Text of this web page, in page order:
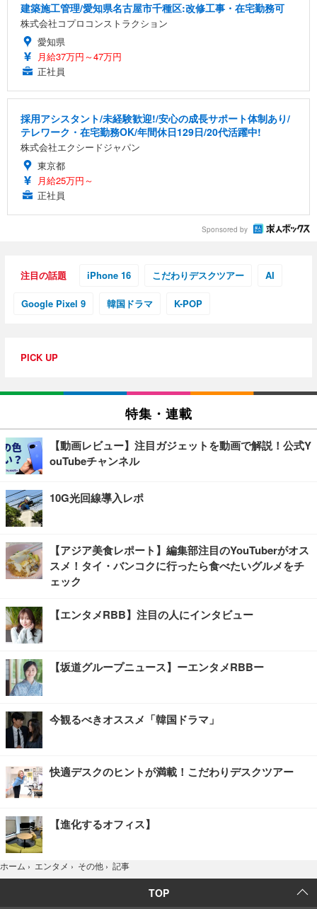
建築施工管理/愛知県名古屋市千種区:改修工事・在宅勤務可
株式会社コプロコンストラクション
愛知県
月給37万円～47万円
正社員
採用アシスタント/未経験歓迎!/安心の成長サポート体制あり/
テレワーク・在宅勤務OK/年間休日129日/20代活躍中!
株式会社エクシードジャパン
東京都
月給25万円～
正社員
Sponsored by
注目の話題 iPhone 16 こだわりデスクツアー AI
Google Pixel 9 韓国ドラマ K-POP
PICK UP
特集・連載
【動画レビュー】注目ガジェットを動画で解説！公式Y
ouTubeチャンネル
10G光回線導入レポ
【アジア美食レポート】編集部注目のYouTuberがオス
スメ！タイ・バンコクに行ったら食べたいグルメをチ
ェック
【エンタメRBB】注目の人にインタビュー
【坂道グループニュース】ーエンタメRBBー
今観るべきオススメ「韓国ドラマ」
快適デスクのヒントが満載！こだわりデスクツアー
【進化するオフィス】
ホーム › エンタメ › その他 › 記事
TOP